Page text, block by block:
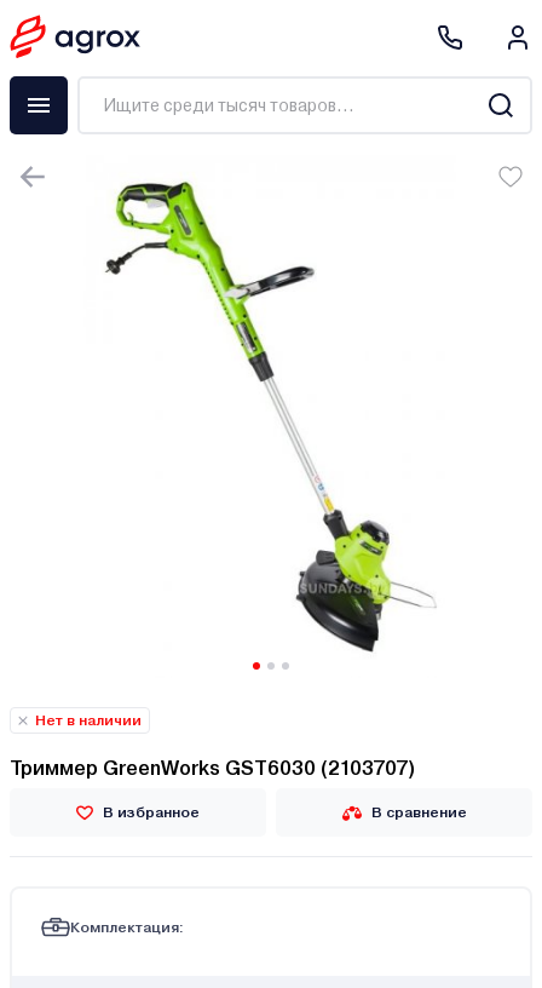
Нет в наличии
Триммер GreenWorks GST6030 (2103707)
В избранное В сравнение
Комплектация: